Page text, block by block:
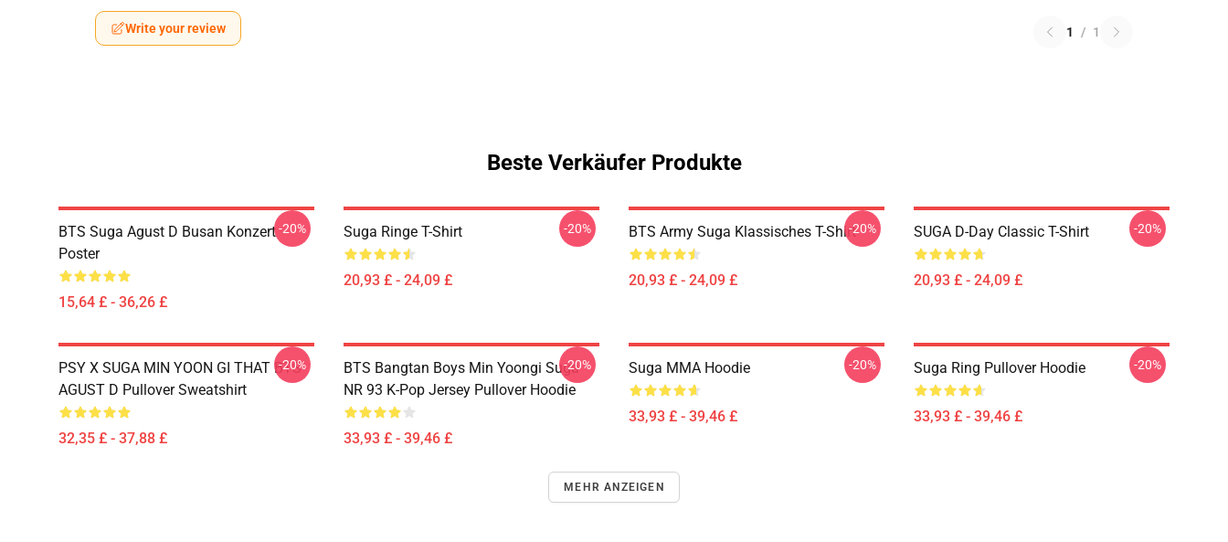
Write your review 1 / 1
Beste Verkäufer Produkte
BTS Suga Agust D Busan Konzert
Poster
15,64 £ - 36,26 £
-20% Suga Ringe T-Shirt
20,93 £ - 24,09 £
-20% BTS Army Suga Klassisches T-Shirt
20,93 £ - 24,09 £
-20% SUGA D-Day Classic T-Shirt
20,93 £ - 24,09 £
-20%
PSY X SUGA MIN YOON GI THAT BTS
AGUST D Pullover Sweatshirt
32,35 £ - 37,88 £
-20%
BTS Bangtan Boys Min Yoongi Suga
NR 93 K-Pop Jersey Pullover Hoodie
33,93 £ - 39,46 £
-20% Suga MMA Hoodie
33,93 £ - 39,46 £
-20% Suga Ring Pullover Hoodie
33,93 £ - 39,46 £
-20%
MEHR ANZEIGEN